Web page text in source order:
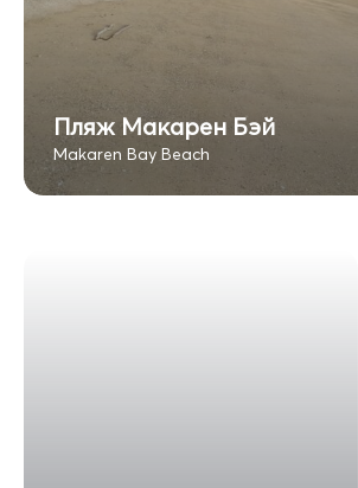
Пляж Макарен Бэй
Makaren Bay Beach